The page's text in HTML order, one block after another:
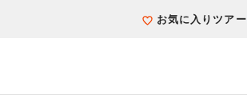
お気に入りツアー